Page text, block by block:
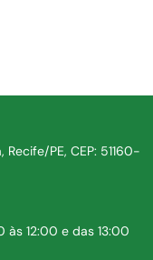
PE, CEP: 51160-
12:00 e das 13:00